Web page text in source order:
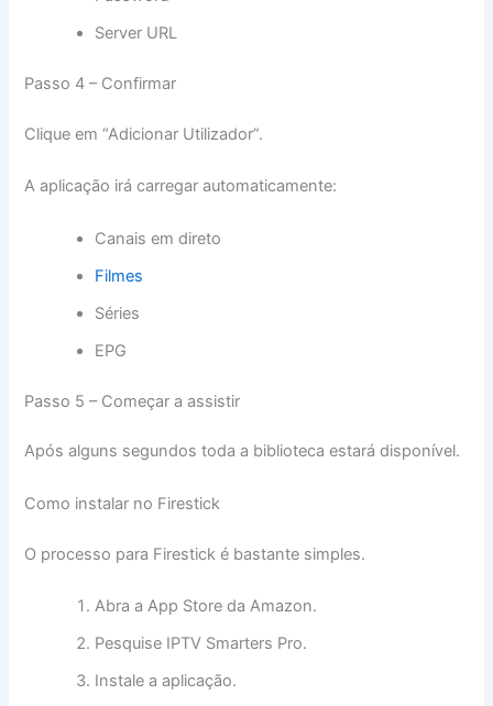
Server URL
Passo 4 – Confirmar
Clique em “Adicionar Utilizador”.
A aplicação irá carregar automaticamente:
Canais em direto
Filmes
Séries
EPG
Passo 5 – Começar a assistir
Após alguns segundos toda a biblioteca estará disponível.
Como instalar no Firestick
O processo para Firestick é bastante simples.
Abra a App Store da Amazon.
Pesquise IPTV Smarters Pro.
Instale a aplicação.